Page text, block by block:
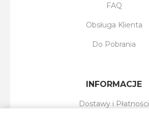
FAQ
Obsługa Klienta
Do Pobrania
INFORMACJE
Dostawy i Płatności